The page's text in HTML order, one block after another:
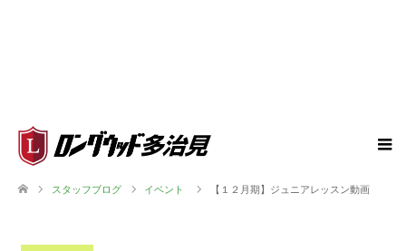
スタッフブログ イベント 【１２月期】ジュニアレッスン動画